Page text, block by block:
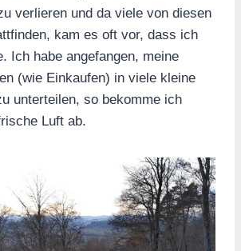
verlieren und da viele von diesen
kam es oft vor, dass ich
Ich habe angefangen, meine
(wie Einkaufen) in viele kleine
unterteilen, so bekomme ich
Luft ab.